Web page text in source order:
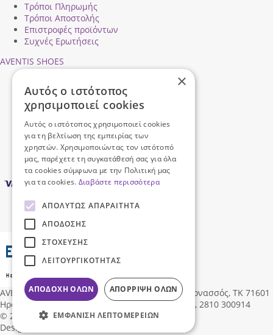
Τρόποι Πληρωμής
Τρόποι Αποστολής
Επιστροφές προϊόντων
Συχνές Ερωτήσεις
AVENTIS SHOES
Ασφάλεια Συναλλαγών
Προσωπικά Δεδομένα
Όροι Χρήσης
AVENTIS SHOESΔ/νση: Ηροδότου 96, Νέα Αλικαρνασσός, ΤΚ 71601
Ηράκλειο Κρήτης, Ελλάδα
info@aventisshoes.gr, 2810 300914
© 2026 AVENTIS SHOES All rights reserved
Designed & Developed by
×
Αυτός ο ιστότοπος
χρησιμοποιεί cookies
Αυτός ο ιστότοπος χρησιμοποιεί cookies
για τη βελτίωση της εμπειρίας των
χρηστών. Χρησιμοποιώντας τον ιστότοπό
μας, παρέχετε τη συγκατάθεσή σας για όλα
τα cookies σύμφωνα με την Πολιτική μας
για τα cookies. Διαβάστε περισσότερα
ΑΠΟΛΎΤΩΣ ΑΠΑΡΑΊΤΗΤΑ
ΑΠΌΔΟΣΗΣ
ΣΤΌΧΕΥΣΗΣ
ΛΕΙΤΟΥΡΓΙΚΌΤΗΤΑΣ
ΑΠΟΔΟΧΉ ΌΛΩΝ ΑΠΌΡΡΙΨΗ ΌΛΩΝ
ΕΜΦΆΝΙΣΗ ΛΕΠΤΟΜΕΡΕΙΏΝ